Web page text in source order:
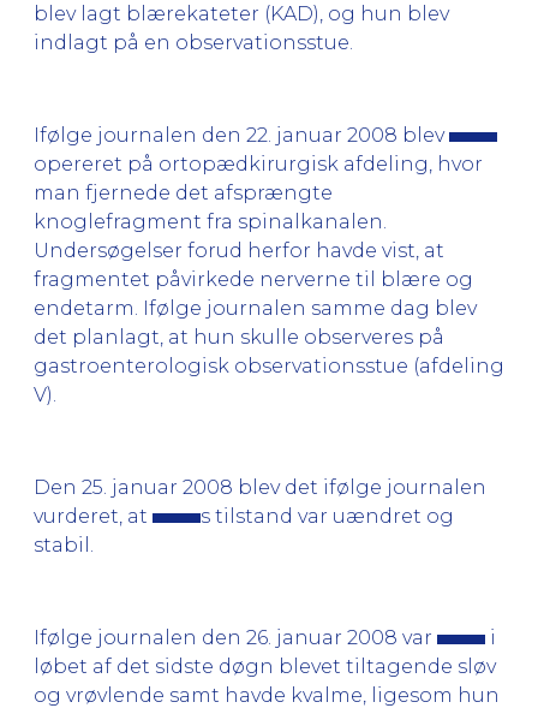
blev lagt blærekateter (KAD), og hun blev
indlagt på en observationsstue.
Ifølge journalen den 22. januar 2008 blev
opereret på ortopædkirurgisk afdeling, hvor
man fjernede det afsprængte
knoglefragment fra spinalkanalen.
Undersøgelser forud herfor havde vist, at
fragmentet påvirkede nerverne til blære og
endetarm. Ifølge journalen samme dag blev
det planlagt, at hun skulle observeres på
gastroenterologisk observationsstue (afdeling
V).
Den 25. januar 2008 blev det ifølge journalen
vurderet, at
s tilstand var uændret og
stabil.
Ifølge journalen den 26. januar 2008 var
i
løbet af det sidste døgn blevet tiltagende sløv
og vrøvlende samt havde kvalme, ligesom hun